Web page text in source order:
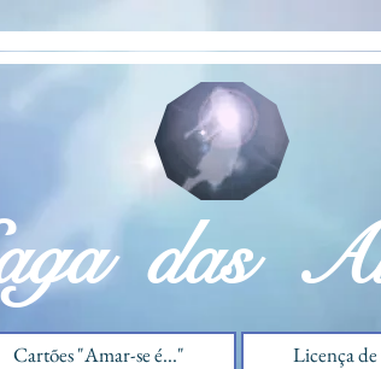
das
Cartões "Amar-se é..." Licença de